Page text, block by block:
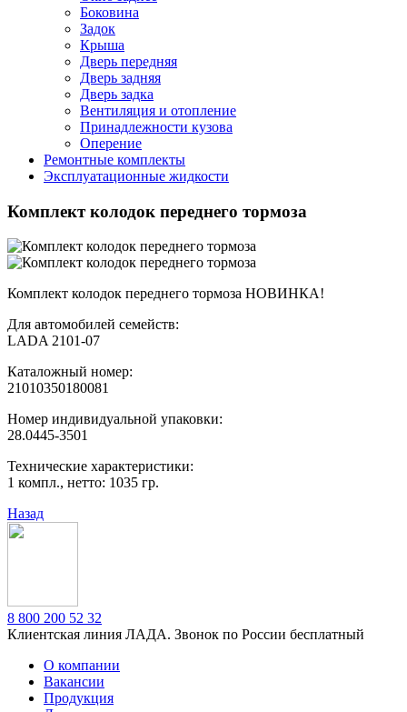
Боковина
Задок
Крыша
Дверь передняя
Дверь задняя
Дверь задка
Вентиляция и отопление
Принадлежности кузова
Оперение
Ремонтные комплекты
Эксплуатационные жидкости
Комплект колодок переднего тормоза
Комплект колодок переднего тормоза НОВИНКА!
Для автомобилей семейств:
LADA 2101-07
Каталожный номер:
21010350180081
Номер индивидуальной упаковки:
28.0445-3501
Технические характеристики:
1 компл., нетто: 1035 гр.
Назад
8 800 200 52 32
Клиентская линия ЛАДА. Звонок по России бесплатный
О компании
Вакансии
Продукция